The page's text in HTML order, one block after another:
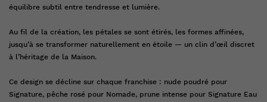
équilibre subtil entre tendresse et lumière.
Au fil de la création, les pétales se sont étirés, les formes affinées,
jusqu’à se transformer naturellement en étoile — un clin d’œil discret
à l’héritage de la Maison.
Ce design se décline sur chaque franchise : nude poudré pour
Signature, pêche rosé pour Nomade, prune intense pour Signature Eau